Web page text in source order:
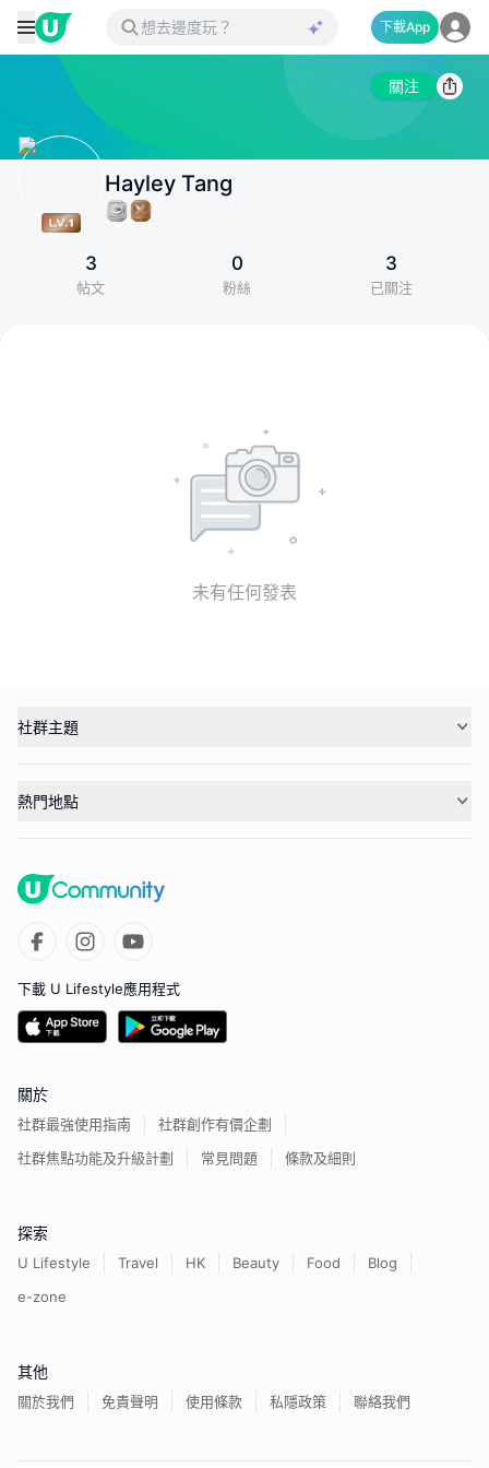
下載App
關注
Hayley Tang
3
帖文
0
粉絲
3
已關注
未有任何發表
社群主題
熱門地點
下載 U Lifestyle應用程式
關於
社群最強使用指南
社群創作有價企劃
社群焦點功能及升級計劃
常見問題 條款及細則
探索
U Lifestyle Travel HK Beauty Food
Blog
e-zone
其他
關於我們 免責聲明 使用條款 私隱政策 聯絡我們